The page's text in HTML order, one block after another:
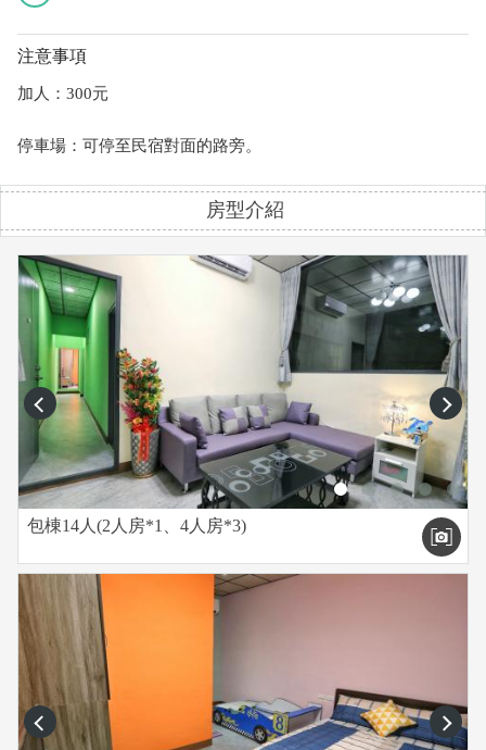
注意事項
加人：300元
停車場：可停至民宿對面的路旁。
房型介紹
prev next
包棟14人(2人房*1、4人房*3)
prev next